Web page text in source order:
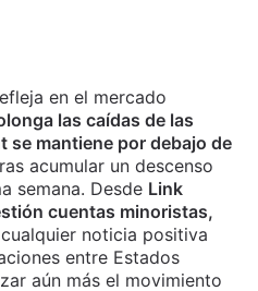
en el mercado
las caídas de las
se mantiene por debajo de
acumular un descenso
semana. Desde Link
cuentas minoristas,
noticia positiva
entre Estados
aún más el movimiento